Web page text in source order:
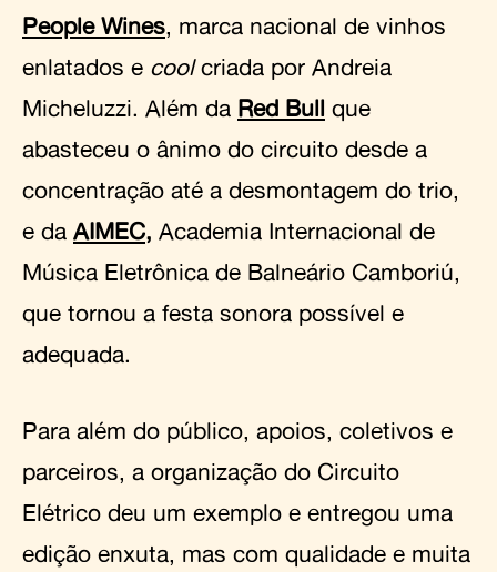
People Wines, marca nacional de vinhos
enlatados e coolcriada por Andreia
Micheluzzi. Além da Red Bull que
abasteceu o ânimo do circuito desde a
concentração até a desmontagem do trio,
e da AIMEC, Academia Internacional de
Música Eletrônica de Balneário Camboriú,
que tornou a festa sonora possível e
adequada.
Para além do público, apoios, coletivos e
parceiros, a organização do Circuito
Elétrico deu um exemplo e entregou uma
edição enxuta, mas com qualidade e muita